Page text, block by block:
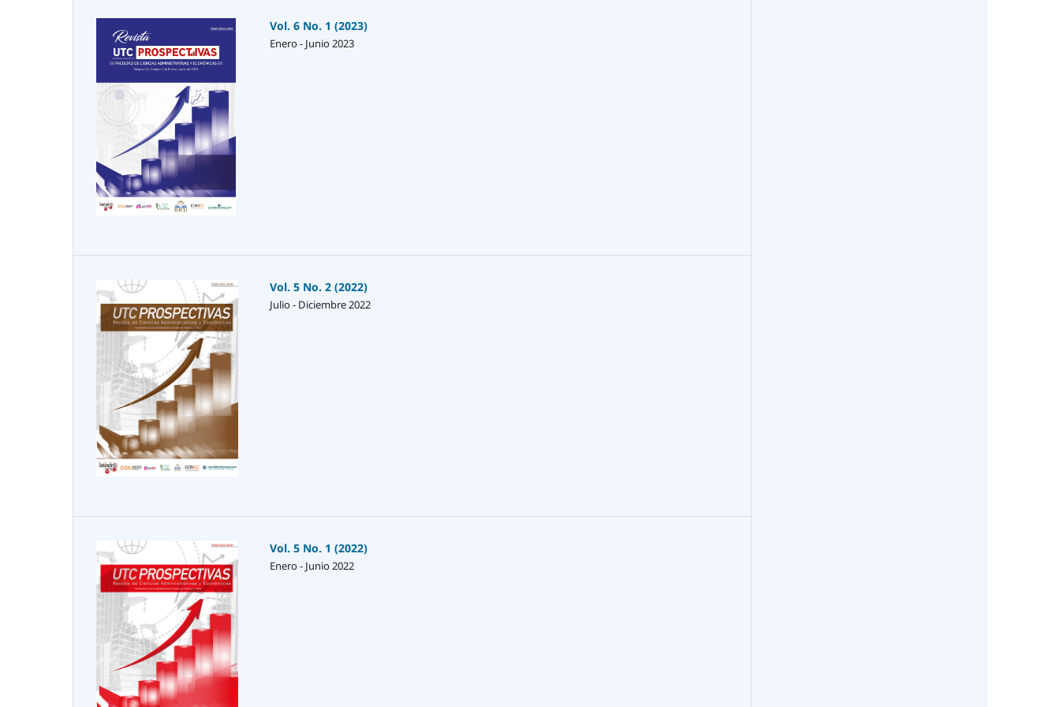
Vol. 6 No. 1 (2023)
Enero - Junio 2023
Vol. 5 No. 2 (2022)
Julio - Diciembre 2022
Vol. 5 No. 1 (2022)
Enero - Junio 2022